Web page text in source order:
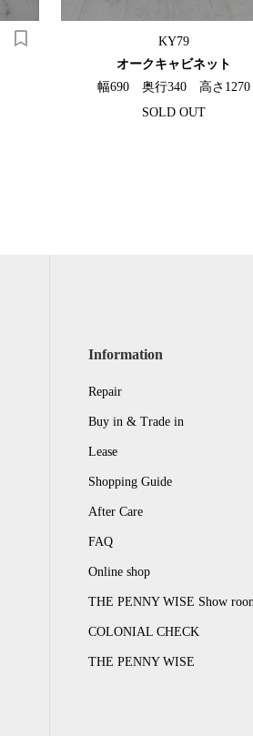
KY79
オークキャビネット
幅690 奥行340 高さ1270
SOLD OUT
Information
Repair
Buy in & Trade in
Lease
Shopping Guide
After Care
FAQ
Online shop
THE PENNY WISE Show
COLONIAL CHECK
THE PENNY WISE